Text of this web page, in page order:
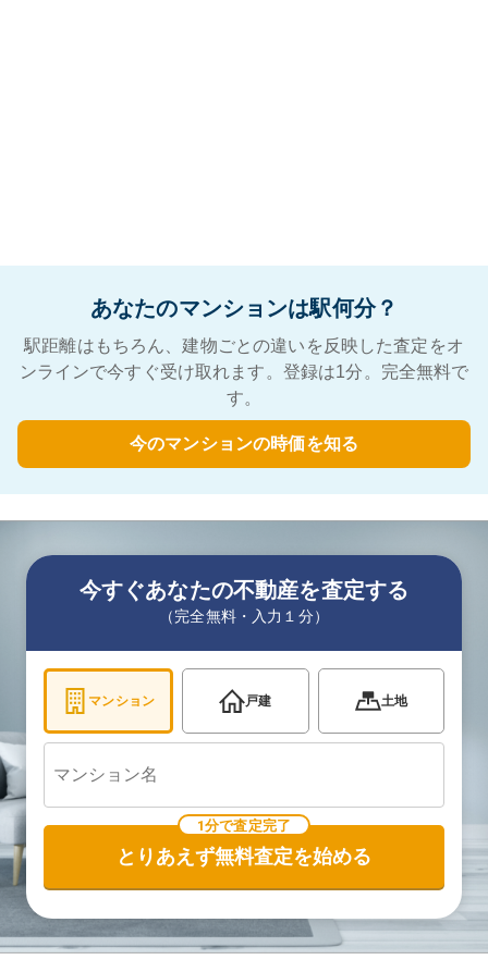
あなたのマンションは駅何分？
駅距離はもちろん、建物ごとの違いを反映した査定をオ
ンラインで今すぐ受け取れます。登録は1分。完全無料で
す。
今のマンションの時価を知る
今すぐあなたの不動産を査定する
（完全無料・入力１分）
マンション 戸建 土地
1分で査定完了
とりあえず無料査定を始める